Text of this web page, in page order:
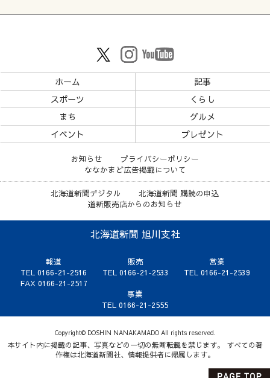
ホーム
記事
スポーツ
くらし
まち
グルメ
イベント
プレゼント
お知らせ
プライバシーポリシー
ななかまど広告掲載について
北海道新聞デジタル
北海道新聞 購読の申込
道新販売店からのお知らせ
北海道新聞 旭川支社
報道
TEL 0166-21-2516
FAX 0166-21-2517
販売
TEL 0166-21-2533
営業
TEL 0166-21-2539
事業
TEL 0166-21-2555
Copyright© DOSHIN NANAKAMADO All rights reserved.
本サイト内に掲載の記事、写真などの一切の無断転載を禁じます。 すべての著
作権は北海道新聞社、情報提供者に帰属します。